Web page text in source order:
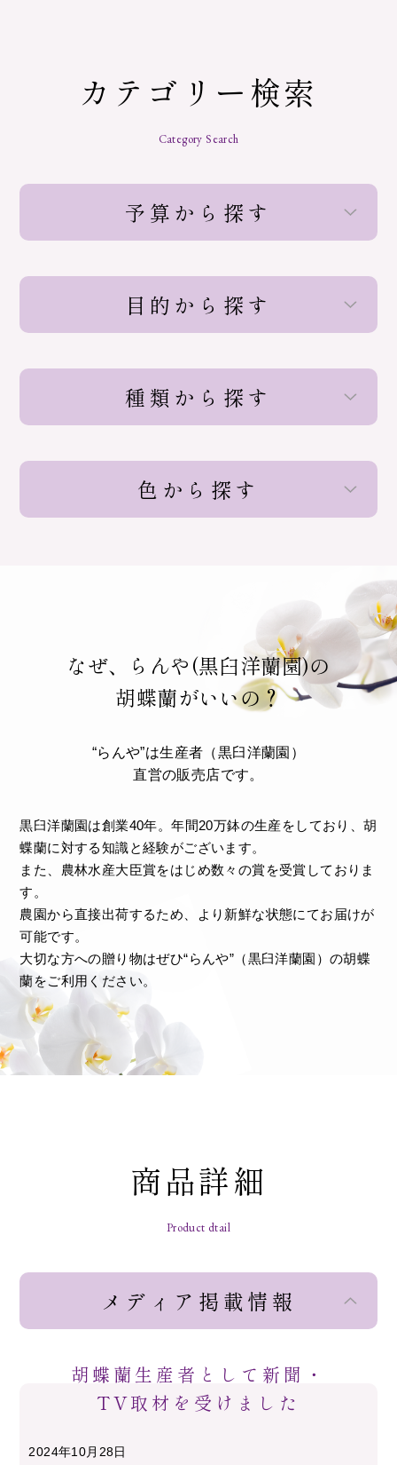
カテゴリー検索
Category Search
予算から探す
目的から探す
種類から探す
色から探す
なぜ、らんや(黒臼洋蘭園)の
胡蝶蘭がいいの？
“らんや”は生産者（黒臼洋蘭園）
直営の販売店です。
黒臼洋蘭園は創業40年。年間20万鉢の生産をしており、胡
蝶蘭に対する知識と経験がございます。
また、農林水産大臣賞をはじめ数々の賞を受賞しておりま
す。
農園から直接出荷するため、より新鮮な状態にてお届けが
可能です。
大切な方への贈り物はぜひ“らんや”（黒臼洋蘭園）の胡蝶
蘭をご利用ください。
商品詳細
Product dtail
メディア掲載情報
胡蝶蘭生産者として新聞・
TV取材を受けました
2024年10月28日